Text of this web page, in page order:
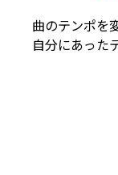
曲のテンポを
自分にあった